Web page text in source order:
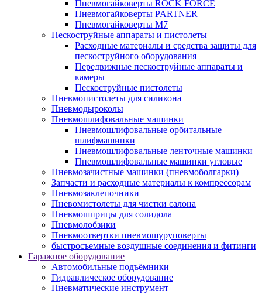
Пневмогайковерты ROCK FORCE
Пневмогайковерты PARTNER
Пневмогайковерты M7
Пескоструйные аппараты и пистолеты
Расходные материалы и средства защиты для
пескоструйного оборудования
Передвижные пескоструйные аппараты и
камеры
Пескоструйные пистолеты
Пневмопистолеты для силикона
Пневмодыроколы
Пневмошлифовальные машинки
Пневмошлифовальные орбитальные
шлифмашинки
Пневмошлифовальные ленточные машинки
Пневмошлифовальные машинки угловые
Пневмозачистные машинки (пневмоболгарки)
Запчасти и расходные материалы к компрессорам
Пневмозаклепочники
Пневомистолеты для чистки салона
Пневмошприцы для солидола
Пневмолобзики
Пневмоотвертки пневмошуруповерты
быстросъемные воздушные соединения и фитинги
Гаражное оборудование
Автомобильные подъёмники
Гидравлическое оборудование
Пневматические инструмент